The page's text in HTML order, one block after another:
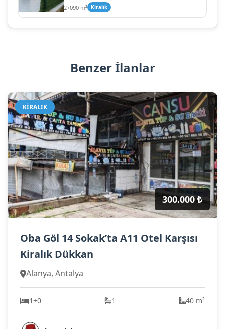
2+090 m² Kiralık
Benzer İlanlar
KIRALIK
300.000 ₺
Oba Göl 14 Sokak’ta A11 Otel Karşısı
Kiralık Dükkan
Alanya, Antalya
1+0 1 40 m²